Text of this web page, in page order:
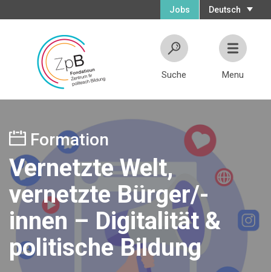
Deutsch
Jobs
Suche Menu
Formation
Vernetzte Welt,
vernetzte Bürger/-
innen – Digitalität &
politische Bildung